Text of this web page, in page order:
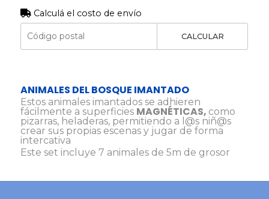
Calculá el costo de envío
CALCULAR
ANIMALES DEL BOSQUE IMANTADO
Estos animales imantados se adhieren
fácilmente a superficies MAGNÉTICAS, como
pizarras, heladeras, permitiendo a l@s niñ@s
crear sus propias escenas y jugar de forma
intercativa
Este set incluye 7 animales de 5m de grosor